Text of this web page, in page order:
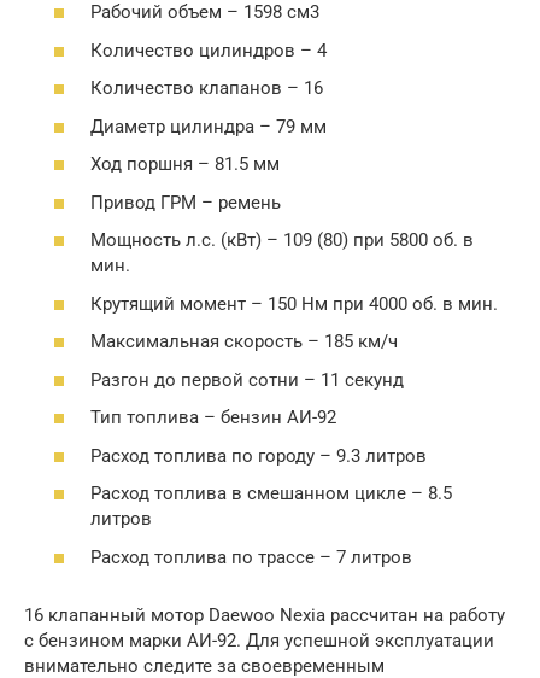
Рабочий объем – 1598 см3
Количество цилиндров – 4
Количество клапанов – 16
Диаметр цилиндра – 79 мм
Ход поршня – 81.5 мм
Привод ГРМ – ремень
Мощность л.с. (кВт) – 109 (80) при 5800 об. в
мин.
Крутящий момент – 150 Нм при 4000 об. в мин.
Максимальная скорость – 185 км/ч
Разгон до первой сотни – 11 секунд
Тип топлива – бензин АИ-92
Расход топлива по городу – 9.3 литров
Расход топлива в смешанном цикле – 8.5
литров
Расход топлива по трассе – 7 литров
16 клапанный мотор Daewoo Nexia рассчитан на работу
с бензином марки АИ-92. Для успешной эксплуатации
внимательно следите за своевременным